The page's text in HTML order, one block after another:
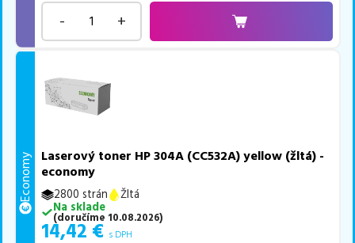
- +
Economy
Laserový toner HP 304A (CC532A) yellow (žltá) -
economy
2800 strán
Žltá
Na sklade
(doručíme 10.08.2026)
14,42 € s DPH